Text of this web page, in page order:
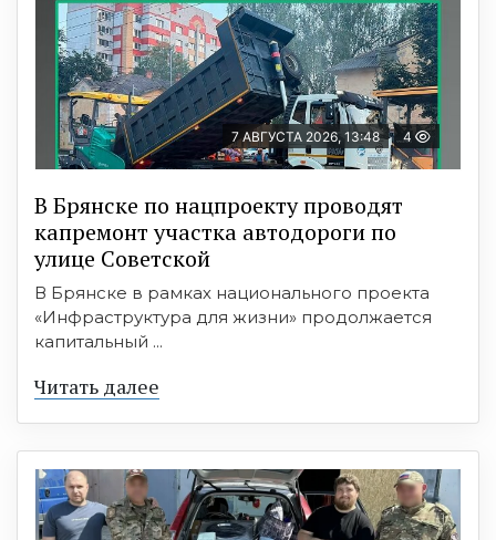
7 АВГУСТА 2026, 13:48 4
В Брянске по нацпроекту проводят
капремонт участка автодороги по
улице Советской
В Брянске в рамках национального проекта
«Инфраструктура для жизни» продолжается
капитальный ...
Читать далее